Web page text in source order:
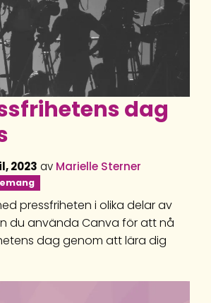
dag
2023 av Marielle Sterner
pressfriheten i olika delar av
du använda Canva för att nå
dag genom att lära dig